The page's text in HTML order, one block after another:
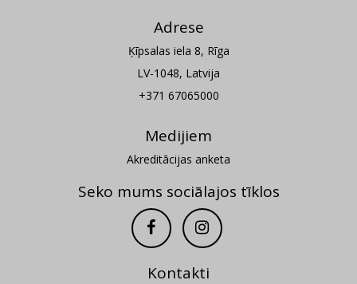
Adrese
Ķīpsalas iela 8, Rīga
LV-1048, Latvija
+371 67065000
Medijiem
Akreditācijas anketa
Seko mums sociālajos tīklos
Kontakti